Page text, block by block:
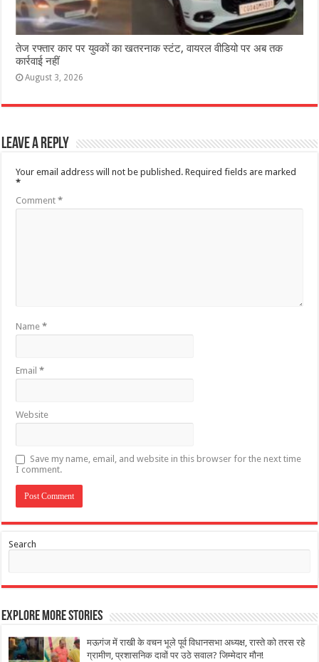
तेज रफ्तार कार पर युवकों का खतरनाक स्टंट, वायरल वीडियो पर अब तक
कार्रवाई नहीं
August 3, 2026
Leave a Reply
Your email address will not be published. Required fields are marked
*
Comment*
Name*
Email*
Website
Save my name, email, and website in this browser for the next time
I comment.
Search
Explore More Stories
मऊगंज में राखी के वचन भूले पूर्व विधानसभा अध्यक्ष, रास्ते को तरस रहे
ग्रामीण, प्रशासनिक दावों पर उठे सवाल? जिम्मेदार मौन!